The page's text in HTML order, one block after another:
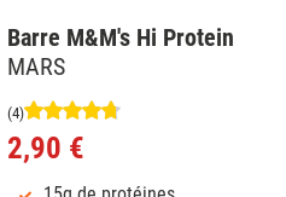
Barre M&M's Hi Protein
MARS
(4)
2,90 €